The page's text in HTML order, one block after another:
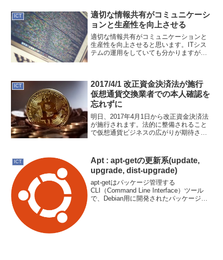
ICT
適切な情報共有がコミュニケーシ
ョンと生産性を向上させる
適切な情報共有がコミュニケーションと
生産性を向上させると思います。ITシス
テムの運用をしていても分かりますが、
して原因究明して行くわ...
ICT
2017/4/1 改正資金決済法が施行
仮想通貨交換業者での本人確認を
忘れずに
明日、2017年4月1日から改正資金決済法
が施行されます。法的に整備されること
で仮想通貨ビジネスの広がりが期待され
開設していても、あらたに本人確認手続
きをしないと制限が...
ICT
Apt : apt-getの更新系(update,
upgrade, dist-upgrade)
apt-getはパッケージ管理する
CLI（Command Line Interface）ツール
で、Debian用に開発されたパッケージ管